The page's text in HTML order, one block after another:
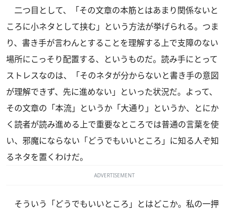
二つ目として、「その文章の本筋とはあまり関係ないと
ころに小ネタとして挟む」という方法が挙げられる。つま
り、書き手が言わんとすることを理解する上で支障のない
場所にこっそり配置する、というものだ。読み手にとって
ストレスなのは、「そのネタが分からないと書き手の意図
が理解できず、先に進めない」といった状況だ。よって、
その文章の「本流」というか「大通り」というか、とにか
く読者が読み進める上で重要なところでは普通の言葉を使
い、邪魔にならない「どうでもいいところ」に知る人ぞ知
るネタを置くわけだ。
ADVERTISEMENT
そういう「どうでもいいところ」とはどこか。私の一押